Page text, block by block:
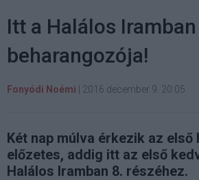
Itt a Halálos
beharangozója!
Fonyódi Noémi 2016 december 9. 20:05
Két nap múlva érkezik az első
előzetes, addig itt az első
Halálos Iramban 8. részéhez.